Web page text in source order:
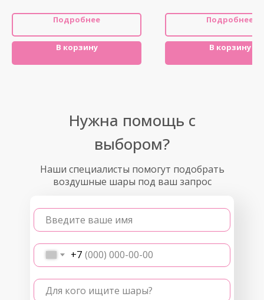
Подробнее
В корзину
Подробнее
В корзину
Наши специалисты помогут подобрать
воздушные шары под ваш запрос
Введите ваше имя
+7
Для кого ищите шары?
Нужна помощь с
выбором?